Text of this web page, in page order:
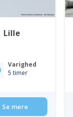
Lille
Varighed
5 timer
Se mere